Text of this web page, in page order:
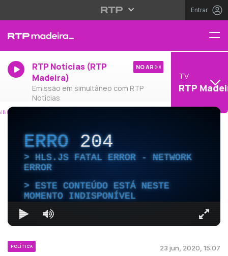
Entrar
RTP Notícias (RTP
Madeira)
Emissão em simultâneo com RTP
Notícias
NO AR
TV
RTP
ERRO204
HLS.JS FATAL ERROR - NETWORK
ERROR
ESTE CONTEÚDO ESTÁ NESTE
MOMENTO INDISPONÍVEL
POLÍTICA 23 jun, 2020, 15:07